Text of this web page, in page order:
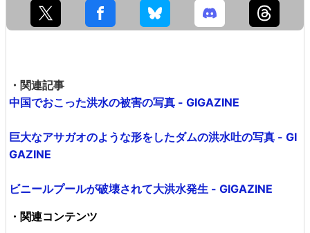
・関連記事
中国でおこった洪水の被害の写真 - GIGAZINE
巨大なアサガオのような形をしたダムの洪水吐の写真 - GI
GAZINE
ビニールプールが破壊されて大洪水発生 - GIGAZINE
・関連コンテンツ